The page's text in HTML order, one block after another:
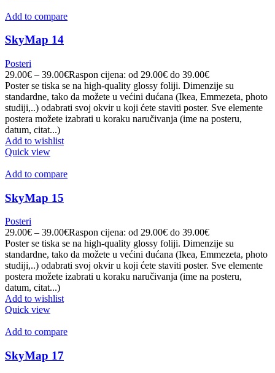
Add to compare
SkyMap 14
Posteri
29.00€ – 39.00€Raspon cijena: od 29.00€ do 39.00€
Poster se tiska se na high-quality glossy foliji. Dimenzije su
standardne, tako da možete u većini dućana (Ikea, Emmezeta, photo
studiji,..) odabrati svoj okvir u koji ćete staviti poster. Sve elemente
postera možete izabrati u koraku naručivanja (ime na posteru,
datum, citat...)
Add to wishlist
Quick view
Add to compare
SkyMap 15
Posteri
29.00€ – 39.00€Raspon cijena: od 29.00€ do 39.00€
Poster se tiska se na high-quality glossy foliji. Dimenzije su
standardne, tako da možete u većini dućana (Ikea, Emmezeta, photo
studiji,..) odabrati svoj okvir u koji ćete staviti poster. Sve elemente
postera možete izabrati u koraku naručivanja (ime na posteru,
datum, citat...)
Add to wishlist
Quick view
Add to compare
SkyMap 17